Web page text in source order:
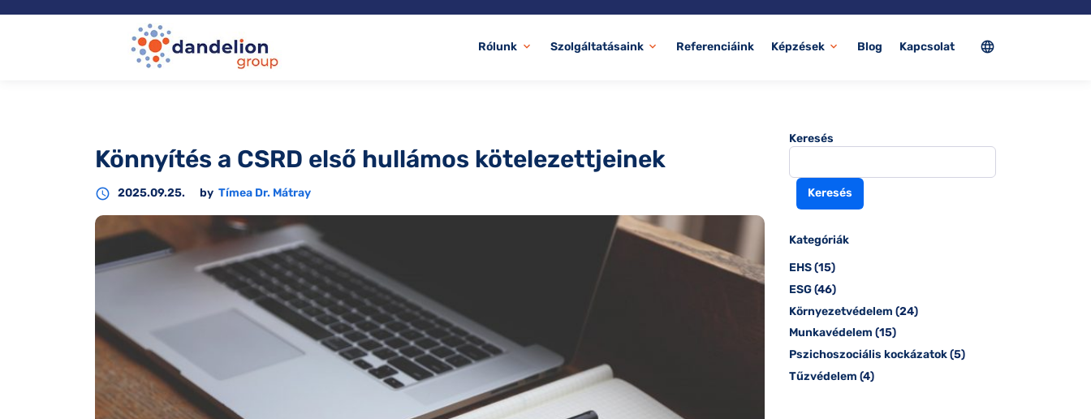
Rólunk expand_more Szolgáltatásaink expand_more Referenciáink Képzések expand_more Blog Kapcsolat language
Könnyítés a CSRD első hullámos kötelezettjeinek
access_time 2025.09.25. by Tímea Dr. Mátray
Keresés
Keresés
Kategóriák
EHS(15)
ESG(46)
Környezetvédelem (24)
Munkavédelem (15)
Pszichoszociális kockázatok(5)
Tűzvédelem (4)